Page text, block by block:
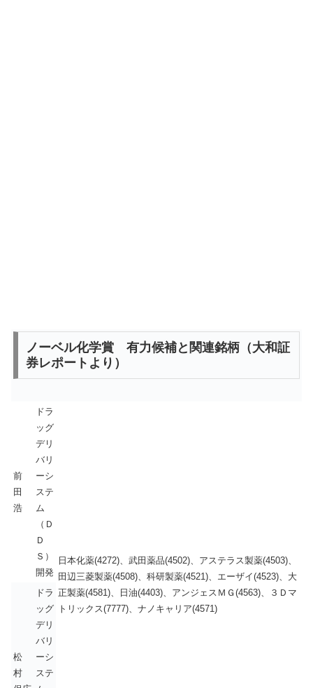
ノーベル化学賞 有力候補と関連銘柄（大和証
券レポートより）
前
田
浩
ドラ
ッグ
デリ
バリ
ーシ
ステ
ム
（Ｄ
Ｄ
Ｓ）
開発
日本化薬(4272)、武田薬品(4502)、アステラス製薬(4503)、
田辺三菱製薬(4508)、科研製薬(4521)、エーザイ(4523)、大
正製薬(4581)、日油(4403)、アンジェスＭＧ(4563)、３Ｄマ
トリックス(7777)、ナノキャリア(4571)
松
村
ドラ
ッグ
デリ
バリ
ーシ
ステ